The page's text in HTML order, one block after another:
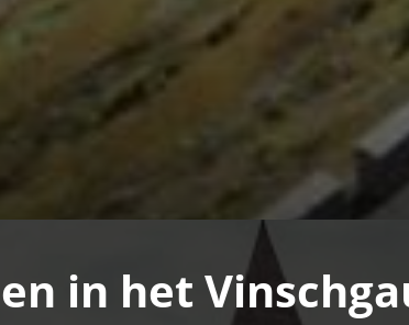
in het